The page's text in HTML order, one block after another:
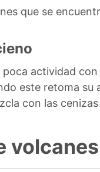
que se
poca actividad
este retoma
con las